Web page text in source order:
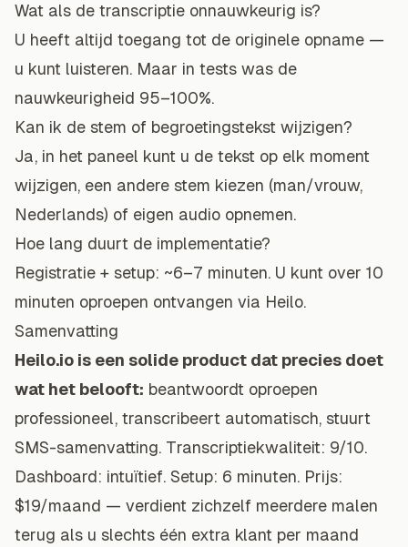
Wat als de transcriptie onnauwkeurig is?
U heeft altijd toegang tot de originele opname —
u kunt luisteren. Maar in tests was de
nauwkeurigheid 95–100%.
Kan ik de stem of begroetingstekst wijzigen?
Ja, in het paneel kunt u de tekst op elk moment
wijzigen, een andere stem kiezen (man/vrouw,
Nederlands) of eigen audio opnemen.
Hoe lang duurt de implementatie?
Registratie + setup: ~6–7 minuten. U kunt over 10
minuten oproepen ontvangen via Heilo.
Samenvatting
Heilo.io is een solide product dat precies doet
wat het belooft: beantwoordt oproepen
professioneel, transcribeert automatisch, stuurt
SMS-samenvatting. Transcriptiekwaliteit: 9/10.
Dashboard: intuïtief. Setup: 6 minuten. Prijs:
$19/maand — verdient zichzelf meerdere malen
terug als u slechts één extra klant per maand